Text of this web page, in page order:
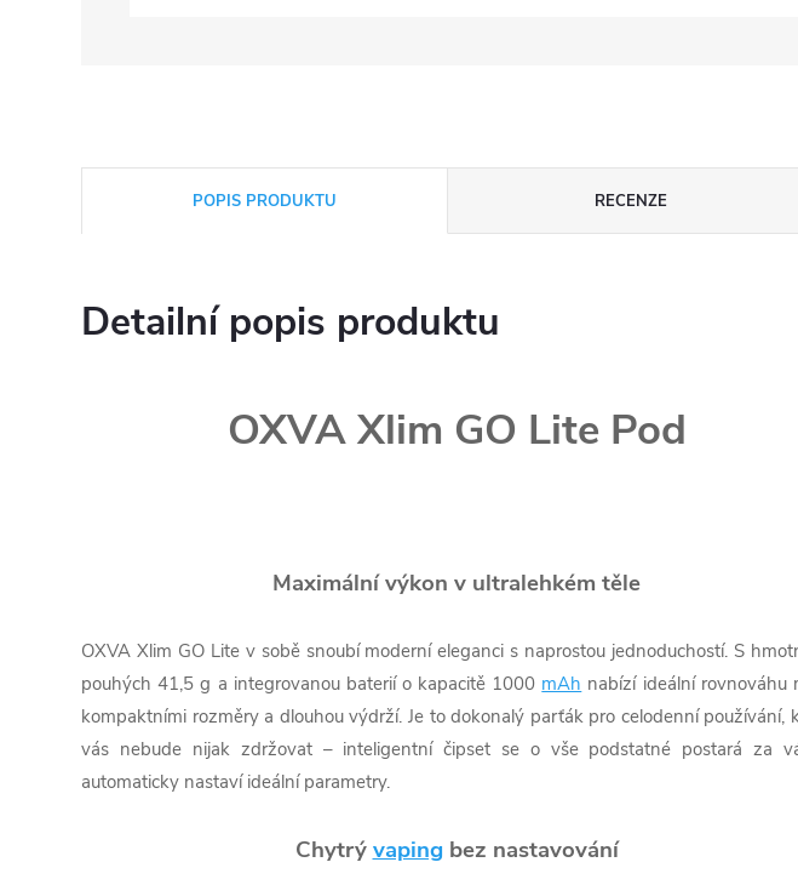
POPIS PRODUKTU RECENZE
Detailní popis produktu
OXVA Xlim GO Lite Pod
Maximální výkon v ultralehkém těle
OXVA Xlim GO Lite v sobě snoubí moderní eleganci s naprostou jednoduchostí. S
pouhých 41,5 g a integrovanou baterií o kapacitě 1000 mAh nabízí ideální rovnováhu
kompaktními rozměry a dlouhou výdrží. Je to dokonalý parťák pro celodenní používání,
vás nebude nijak zdržovat – inteligentní čipset se o vše podstatné postará za
automaticky nastaví ideální parametry.
Chytrývaping bez nastavování